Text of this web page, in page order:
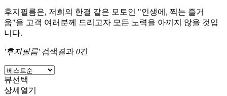
후지필름은, 저희의 한결 같은 모토인 "인생에, 찍는 즐거
움"을 고객 여러분께 드리고자 모든 노력을 아끼지 않을 것입
니다.
'후지필름'검색결과 0건
뷰선택
상세열기